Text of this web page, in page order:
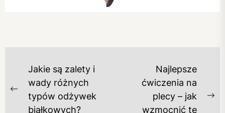
NAWIGACJA
WPISU
Previous
post:
Jakie są zalety i
wady różnych
typów odżywek
białkowych?
Najlepsze
ćwiczenia na
plecy – jak
wzmocnić tę